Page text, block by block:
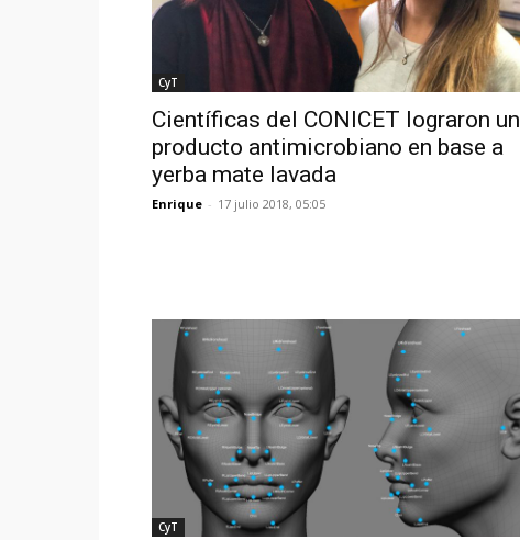
CyT
Científicas del CONICET lograron un
producto antimicrobiano en base a
yerba mate lavada
Enrique - 17 julio 2018, 05:05
CyT